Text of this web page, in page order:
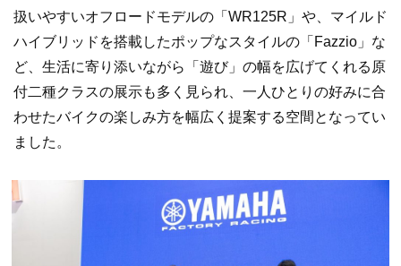
扱いやすいオフロードモデルの「WR125R」や、マイルド
ハイブリッドを搭載したポップなスタイルの「Fazzio」な
ど、生活に寄り添いながら「遊び」の幅を広げてくれる原
付二種クラスの展示も多く見られ、一人ひとりの好みに合
わせたバイクの楽しみ方を幅広く提案する空間となってい
ました。